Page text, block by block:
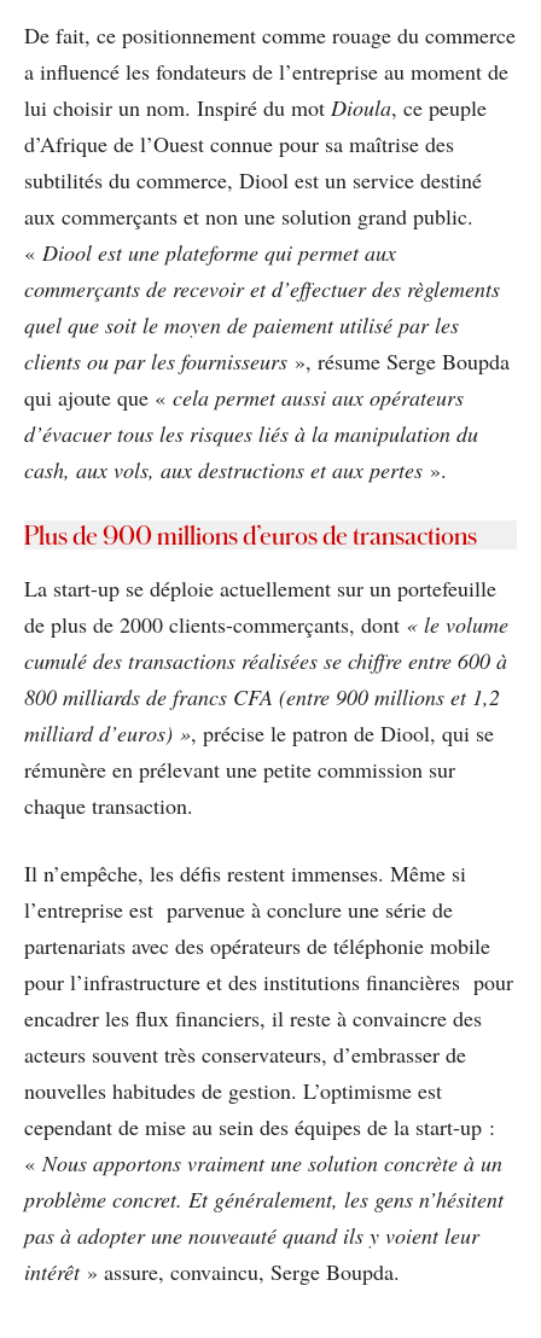
De fait, ce positionnement comme rouage du commerce
a influencé les fondateurs de l’entreprise au moment de
lui choisir un nom. Inspiré du mot Dioula, ce peuple
d’Afrique de l’Ouest connue pour sa maîtrise des
subtilités du commerce, Diool est un service destiné
aux commerçants et non une solution grand public.
« Diool est une plateforme qui permet aux
commerçants de recevoir et d’effectuer des règlements
quel que soit le moyen de paiement utilisé par les
clients ou par les fournisseurs », résume Serge Boupda
qui ajoute que « cela permet aussi aux opérateurs
d’évacuer tous les risques liés à la manipulation du
cash, aux vols, aux destructions et aux pertes ».
Plus de 900 millions d’euros de transactions
La start-up se déploie actuellement sur un portefeuille
de plus de 2000 clients-commerçants, dont « le volume
cumulé des transactions réalisées se chiffre entre 600 à
800 milliards de francs CFA (entre 900 millions et 1,2
milliard d’euros) », précise le patron de Diool, qui se
rémunère en prélevant une petite commission sur
chaque transaction.
Il n’empêche, les défis restent immenses. Même si
l’entreprise est parvenue à conclure une série de
partenariats avec des opérateurs de téléphonie mobile
pour l’infrastructure et des institutions financières pour
encadrer les flux financiers, il reste à convaincre des
acteurs souvent très conservateurs, d’embrasser de
nouvelles habitudes de gestion. L’optimisme est
cependant de mise au sein des équipes de la start-up :
« Nous apportons vraiment une solution concrète à un
problème concret. Et généralement, les gens n’hésitent
pas à adopter une nouveauté quand ils y voient leur
intérêt » assure, convaincu, Serge Boupda.